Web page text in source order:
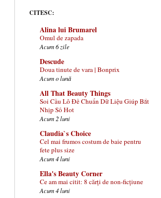
CITESC:
Alina lui Brumarel
Omul de zapada
Acum 6 zile
Descude
Doua tinute de vara | Bonprix
Acum o lună
All That Beauty Things
Soi Cầu Lô Đề Chuẩn Dữ Liệu Giúp Bắt
Nhịp Số Hot
Acum 2 luni
Claudia`s Choice
Cel mai frumos costum de baie pentru
fete plus size
Acum 4 luni
Ella's Beauty Corner
Ce am mai citit: 8 cărți de non-ficțiune
Acum 4 luni